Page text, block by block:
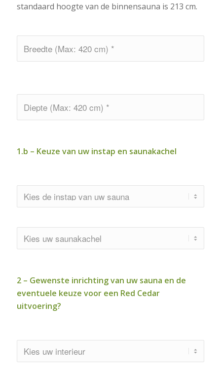
standaard hoogte van de binnensauna is 213 cm.
1.b – Keuze van uw instap en saunakachel
2 – Gewenste inrichting van uw sauna en de
eventuele keuze voor een Red Cedar
uitvoering?